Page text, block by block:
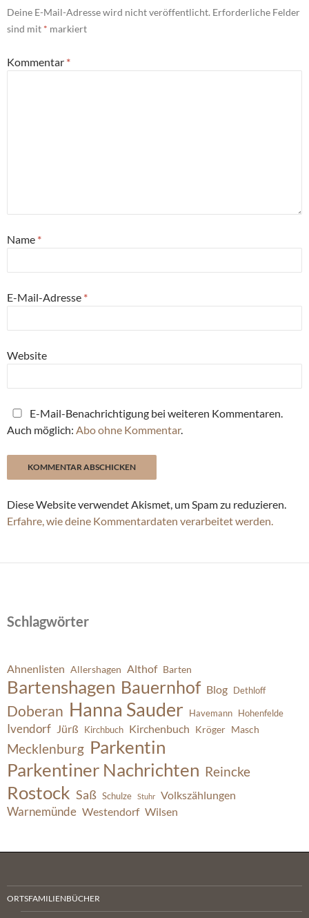
Deine E-Mail-Adresse wird nicht veröffentlicht. Erforderliche Felder
sind mit * markiert
Kommentar *
Name *
E-Mail-Adresse *
Website
E-Mail-Benachrichtigung bei weiteren Kommentaren.
Auch möglich: Abo ohne Kommentar.
Diese Website verwendet Akismet, um Spam zu reduzieren.
Erfahre, wie deine Kommentardaten verarbeitet werden.
Schlagwörter
Ahnenlisten Allershagen Althof Barten
Bartenshagen Bauernhof Blog Dethloff
Doberan Hanna Sauder Havemann Hohenfelde
Ivendorf Jürß Kirchbuch Kirchenbuch Kröger Masch
Mecklenburg Parkentin
Parkentiner Nachrichten Reincke
Rostock Saß Schulze Stuhr Volkszählungen
Warnemünde Westendorf Wilsen
ORTSFAMILIENBÜCHER